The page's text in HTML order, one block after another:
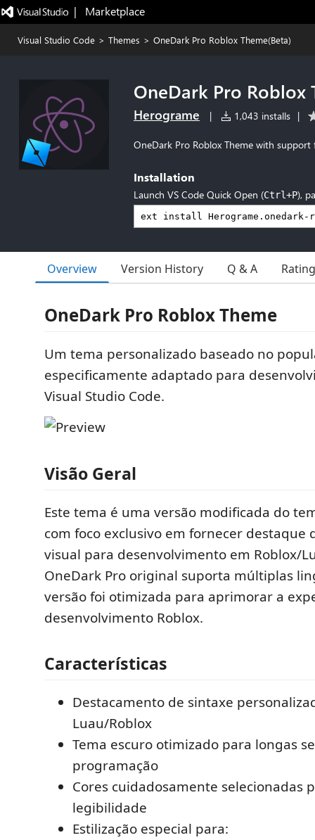
|   Marketplace
Visual Studio Code > Themes > OneDark Pro Roblox Theme(Beta)
OneDark Pro Roblox
Herograme | 1,043 installs |
OneDark Pro Roblox Theme with
Installation
Launch VS Code Quick Open (Ctrl+P),
Overview Version History Q & A
OneDark Pro Roblox Theme
Um tema personalizado baseado no
especificamente adaptado para
Visual Studio Code.
Visão Geral
Este tema é uma versão modificada do
com foco exclusivo em fornecer destaque
visual para desenvolvimento em Roblox/
OneDark Pro original suporta múltiplas
versão foi otimizada para aprimorar a
desenvolvimento Roblox.
Características
Destacamento de sintaxe
Luau/Roblox
Tema escuro otimizado para longas
programação
Cores cuidadosamente selecionadas
legibilidade
Estilização especial para: